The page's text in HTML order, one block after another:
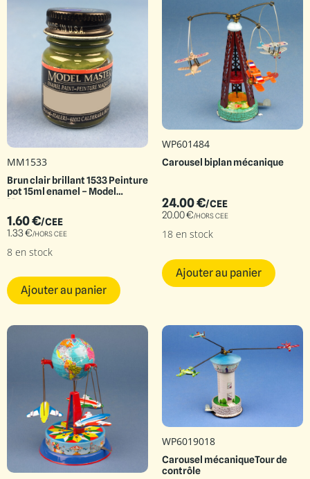
MM1533
Brun clair brillant 1533 Peinture
pot 15ml enamel – Model
Master
1.60€/CEE
1.33€/HORS CEE
8 en stock
Ajouter au panier
WP601484
Carousel biplan mécanique
24.00€/CEE
20.00€/HORS CEE
18 en stock
Ajouter au panier
WP6019018
Carousel mécaniqueTour de
contrôle